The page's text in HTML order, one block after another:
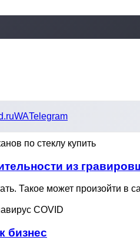
WATelegram
из
Такое может произойти
бизнес